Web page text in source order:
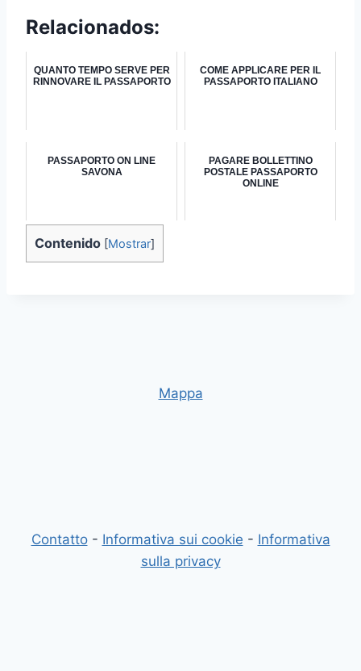
Relacionados:
QUANTO TEMPO SERVE PER
RINNOVARE IL PASSAPORTO
COME APPLICARE PER IL
PASSAPORTO ITALIANO
PASSAPORTO ON LINE
SAVONA
PAGARE BOLLETTINO
POSTALE PASSAPORTO
ONLINE
Contenido [Mostrar]
Mappa
Contatto- Informativa sui cookie - Informativa
sulla privacy